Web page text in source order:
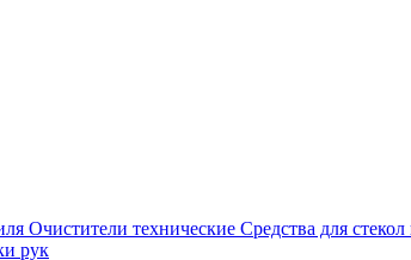
Очистители технические Средства для стекол
рук